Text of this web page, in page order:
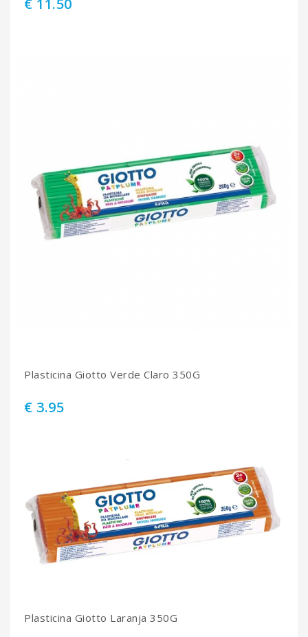
Plasticina Giotto Verde Claro 350G
€ 3.95
Plasticina Giotto Laranja 350G